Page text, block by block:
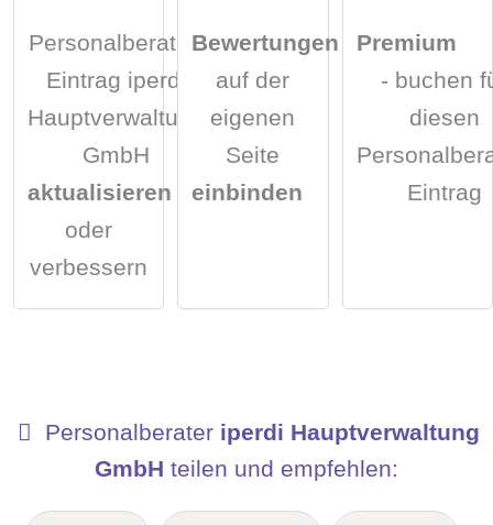
Personalberater-
Eintrag iperdi
Hauptverwaltung
GmbH
aktualisieren
oder
verbessern
Bewertungen
auf der
eigenen
Seite
einbinden
Premium
- buchen
diesen
Eintrag
Personalberater iperdi Hauptverwaltung
GmbH teilen und empfehlen: